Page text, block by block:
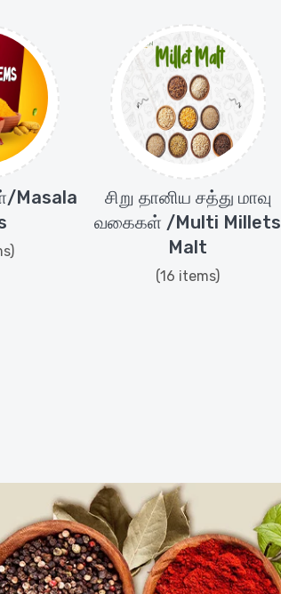
Masala
சிறு தானிய சத்து மாவு
வகைகள் /Multi Millets
Malt
(16 items)